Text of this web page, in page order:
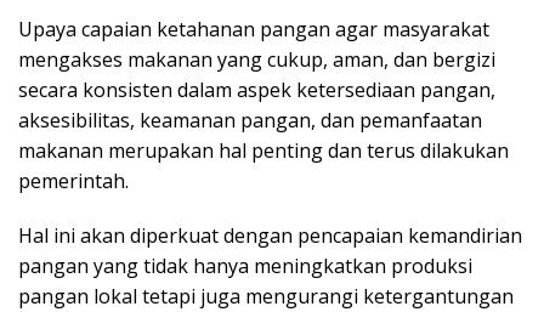
Upaya capaian ketahanan pangan agar masyarakat
mengakses makanan yang cukup, aman, dan bergizi
secara konsisten dalam aspek ketersediaan pangan,
aksesibilitas, keamanan pangan, dan pemanfaatan
makanan merupakan hal penting dan terus dilakukan
pemerintah.
Hal ini akan diperkuat dengan pencapaian kemandirian
pangan yang tidak hanya meningkatkan produksi
pangan lokal tetapi juga mengurangi ketergantungan